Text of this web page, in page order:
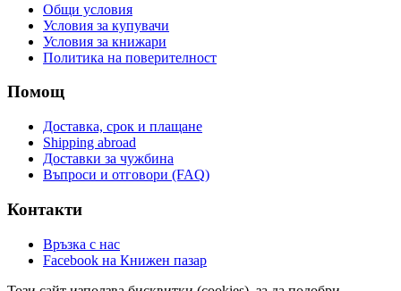
Общи условия
Условия за купувачи
Условия за книжари
Политика на поверителност
Помощ
Доставка, срок и плащане
Shipping abroad
Доставки за чужбина
Въпроси и отговори (FAQ)
Контакти
Връзка с нас
Facebook на Книжен пазар